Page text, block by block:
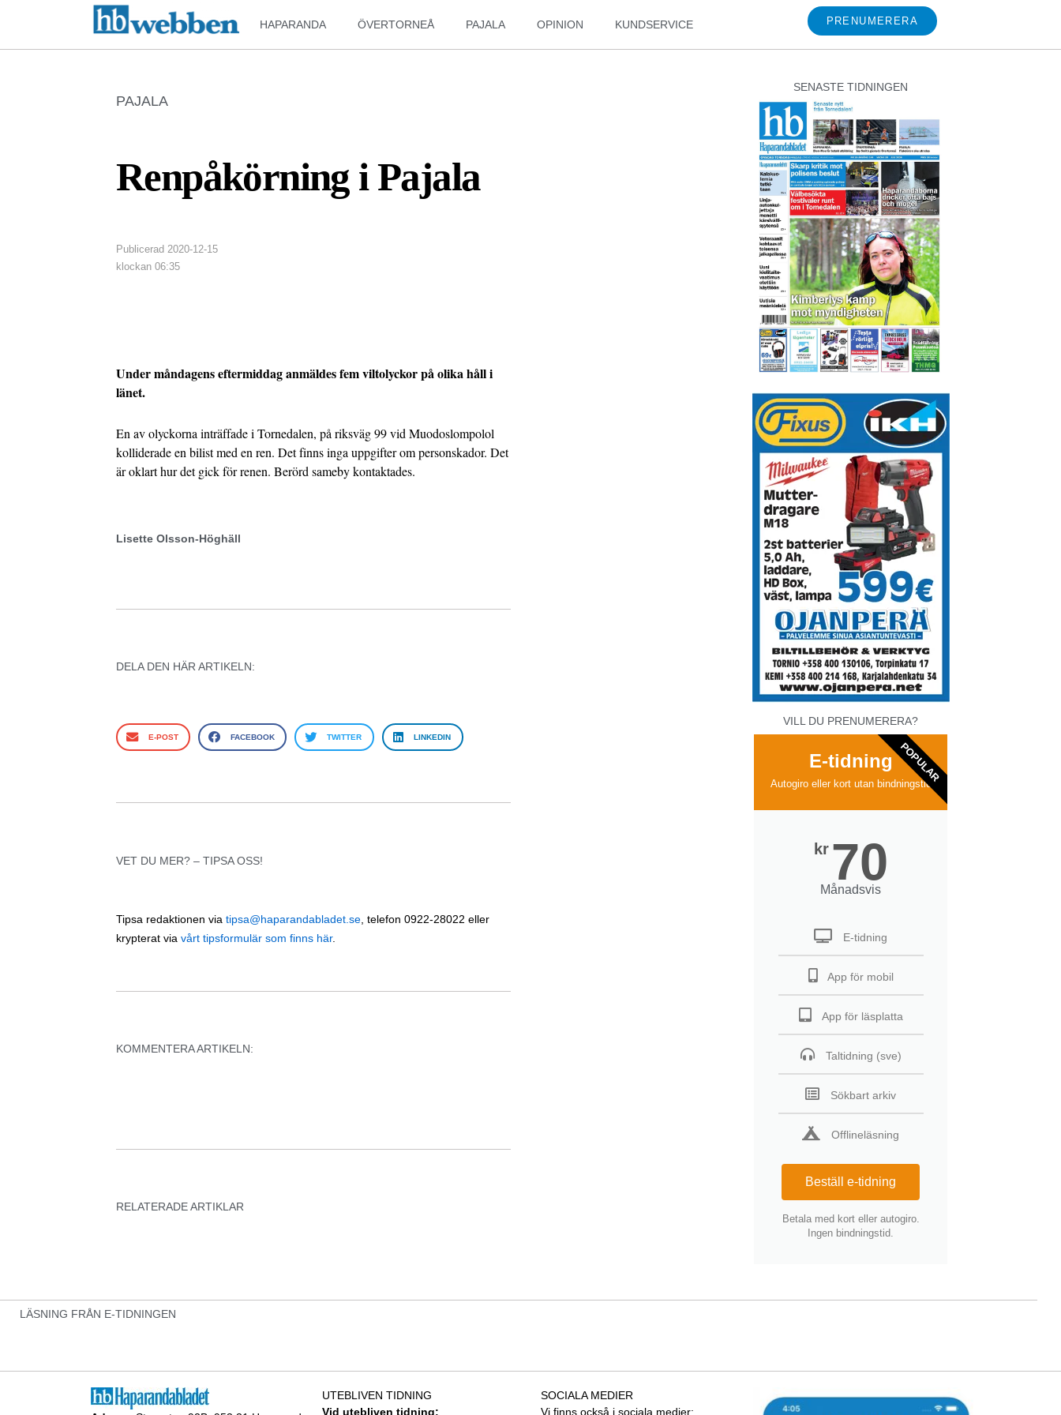
HAPARANDA ÖVERTORNEÅ PAJALA OPINION KUNDSERVICE PRENUMERERA
PAJALA
Renpåkörning i Pajala
Publicerad 2020-12-15
klockan 06:35
Under måndagens eftermiddag anmäldes fem viltolyckor på olika håll i
länet.
En av olyckorna inträffade i Tornedalen, på riksväg 99 vid Muodoslompolol
kolliderade en bilist med en ren. Det finns inga uppgifter om personskador. Det
är oklart hur det gick för renen. Berörd sameby kontaktades.
Lisette Olsson-Höghäll
DELA DEN HÄR ARTIKELN:
E-POST FACEBOOK TWITTER LINKEDIN
VET DU MER? – TIPSA OSS!
Tipsa redaktionen via tipsa@haparandabladet.se , telefon 0922-28022 eller
krypterat via vårt tipsformulär som finns här.
KOMMENTERA ARTIKELN:
RELATERADE ARTIKLAR
SENASTE TIDNINGEN
VILL DU PRENUMERERA?
E-tidning
Autogiro eller kort utan bindningstid
kr 70
Månadsvis
E-tidning
App för mobil
App för läsplatta
Taltidning (sve)
Sökbart arkiv
Offlineläsning
Beställ e-tidning
Betala med kort eller autogiro.
Ingen bindningstid.
POPULAR
LÄSNING FRÅN E-TIDNINGEN
UTEBLIVEN TIDNING
Vid utebliven tidning:
SOCIALA MEDIER
Vi finns också i sociala medier: